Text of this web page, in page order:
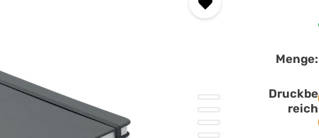
Menge:
Druckbe
reich